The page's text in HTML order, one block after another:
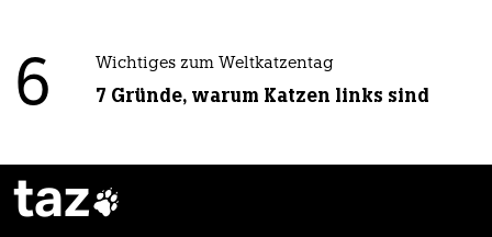
6 Wichtiges zum Weltkatzentag
7 Gründe, warum Katzen links sind
taz